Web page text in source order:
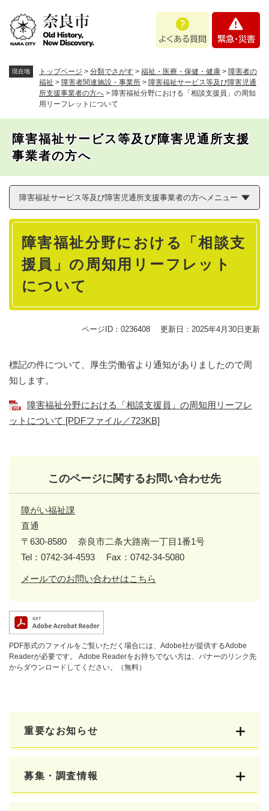
あ
問
・
現在地 トップページ > 分類でさがす > 福祉・医療・保健・健康 > 障害者の
福祉 > 障害者関連施設・事業所 > 障害福祉サービス等及び障害児通
所支援事業者の方へ > 障害福祉分野における「相談支援員」の周知
用リーフレットについて
障害福祉サービス等及び障害児通所支援
事業者の方へ
障害福祉サービス等及び障害児通所支援事業者の方へメニュー
本
障害福祉分野における「相談支
援員」の周知用リーフレット
について
ページID：0236408 更新日：2025年4月30日更新
標記の件について、厚生労働省より通知がありましたので周
知します。
障害福祉分野における「相談支援員」の周知用リーフレ
ットについて [PDFファイル／723KB]
このページに関するお問い合わせ先
障がい福祉課
直通
〒630-8580
奈良市二条大路南一丁目1番1号
Tel：0742-34-4593
Fax：0742-34-5080
メールでのお問い合わせはこちら
PDF形式のファイルをご覧いただく場合には、Adobe社が提供するAdobe
Readerが必要です。
Adobe Readerをお持ちでない方は、バナーのリンク先
からダウンロードしてください。（無料）
重要なお知らせ
募集・調査情報